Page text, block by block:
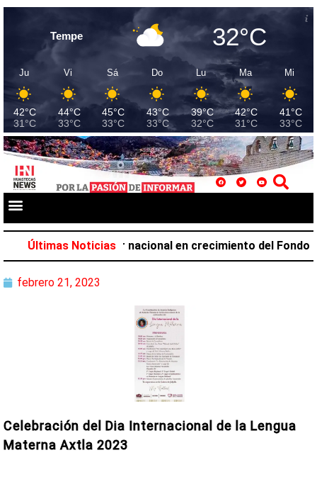
Tempe 32°C
Ju
42°C
31°C
Vi
44°C
33°C
Sá
45°C
33°C
Do
43°C
33°C
Lu
39°C
32°C
Ma
42°C
31°C
Mi
41°C
33°C
Últimas Noticias
el primer lugar nacional en crecimiento del Fondo
febrero 21, 2023
Celebración del Dia Internacional de la Lengua
Materna Axtla 2023